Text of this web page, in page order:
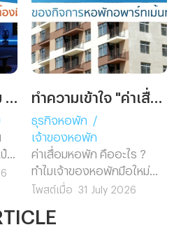
า
ธุรกิจหอพัก
/
เจ้าของหอพัก
ค่าเสื่อมหอพัก คืออะไร ?
ทำไมเจ้าของหอพักมือใหม่
ต้องรู้ก่อนยื่นภาษี พร้อมวิธี
กฎหมาย และตัวอย่างจริงที่
โพสต์เมื่อ 31 July 2026